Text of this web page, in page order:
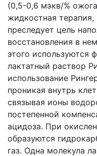
(0,5-0,6 мэкв/%
жидкостная
преследует цель
восстановления в
этого используются
лактатный раствор
использование
проникая внутрь
связывая ионы
постепенной
ацидоза. При
образуются
газ. Одна молекула